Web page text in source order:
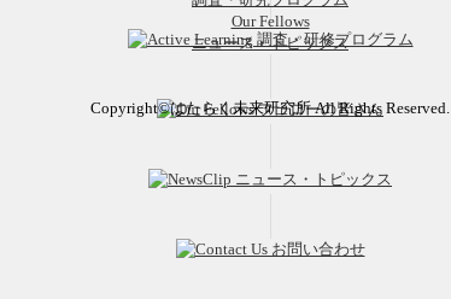
Our Fellows
ニュース・トピックス
Copyright©はたらく未来研究所 All Rights Reserved.